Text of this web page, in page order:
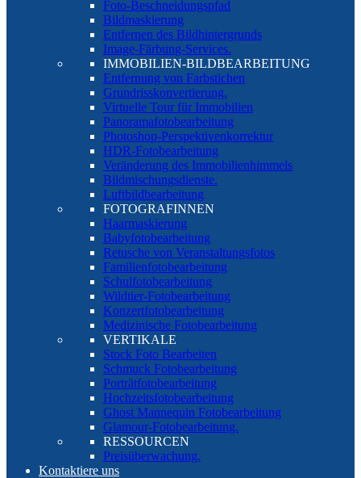
Foto-Beschneidungspfad
Bildmaskierung
Entfernen des Bildhintergrunds
Image-Färbung-Services.
IMMOBILIEN-BILDBEARBEITUNG
Entfernung von Farbstichen
Grundrisskonvertierung.
Virtuelle Tour für Immobilien
Panoramafotobearbeitung
Photoshop-Perspektivenkorrektur
HDR-Fotobearbeitung
Veränderung des Immobilienhimmels
Bildmischungsdienste.
Luftbildbearbeitung
FOTOGRAFINNEN
Haarmaskierung
Babyfotobearbeitung
Retusche von Veranstaltungsfotos
Familienfotobearbeitung
Schulfotobearbeitung
Wildtier-Fotobearbeitung
Konzertfotobearbeitung
Medizinische Fotobearbeitung
VERTIKALE
Stock Foto Bearbeiten
Schmuck Fotobearbeitung
Porträtfotobearbeitung
Hochzeitsfotobearbeitung
Ghost Mannequin Fotobearbeitung
Glamour-Fotobearbeitung.
RESSOURCEN
Preisüberwachung.
Kontaktiere uns